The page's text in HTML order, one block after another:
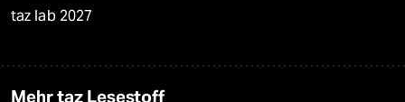
taz lab 2027
Mehr taz Lesestoff